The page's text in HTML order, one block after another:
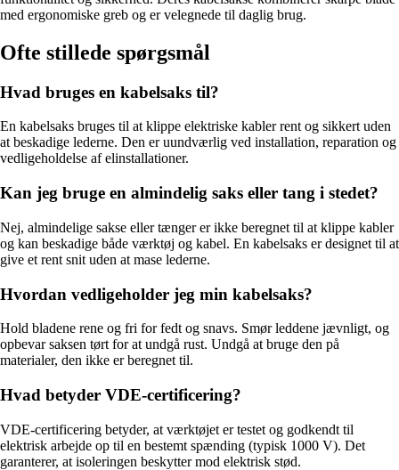
med ergonomiske greb og er velegnede til daglig brug.
Ofte stillede spørgsmål
Hvad bruges en kabelsaks til?
En kabelsaks bruges til at klippe elektriske kabler rent og sikkert uden
at beskadige lederne. Den er uundværlig ved installation, reparation og
vedligeholdelse af elinstallationer.
Kan jeg bruge en almindelig saks eller tang i stedet?
Nej, almindelige sakse eller tænger er ikke beregnet til at klippe kabler
og kan beskadige både værktøj og kabel. En kabelsaks er designet til at
give et rent snit uden at mase lederne.
Hvordan vedligeholder jeg min kabelsaks?
Hold bladene rene og fri for fedt og snavs. Smør leddene jævnligt, og
opbevar saksen tørt for at undgå rust. Undgå at bruge den på
materialer, den ikke er beregnet til.
Hvad betyder VDE-certificering?
VDE-certificering betyder, at værktøjet er testet og godkendt til
elektrisk arbejde op til en bestemt spænding (typisk 1000 V). Det
garanterer, at isoleringen beskytter mod elektrisk stød.